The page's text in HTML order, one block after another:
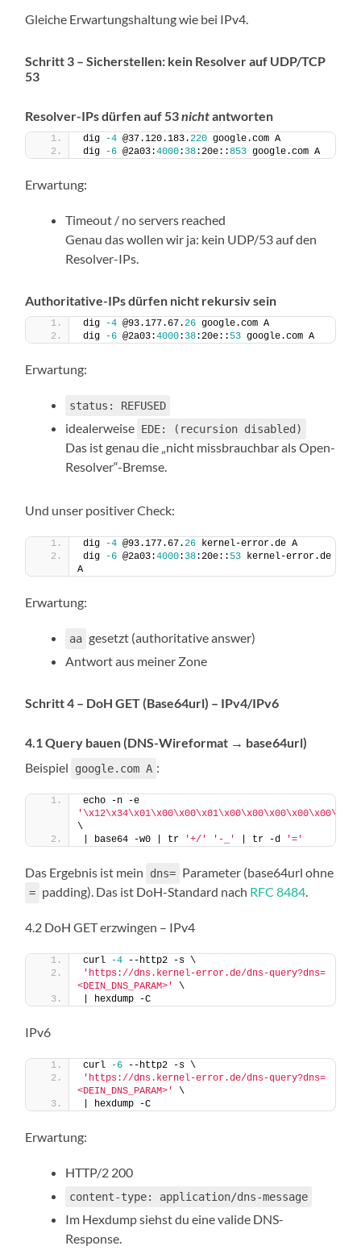
Gleiche Erwartungshaltung wie bei IPv4.
Schritt 3 – Sicherstellen: kein Resolver auf UDP/TCP
53
Resolver-IPs dürfen auf 53nichtantworten
dig -4 @37.120.183.220 google.com A
dig
-6 @2a03:4000: 38:20e::853 google.com A
Erwartung:
Timeout / no servers reached
Genau das wollen wir ja: kein UDP/53 auf den
Resolver-IPs.
Authoritative-IPs dürfen nicht rekursiv sein
dig -4 @93.177.67.26 google.com A
dig
-6 @2a03:4000: 38:20e:: 53 google.com A
Erwartung:
status: REFUSED
idealerweise EDE: (recursion disabled)
Das ist genau die „nicht missbrauchbar als Open-
Resolver“-Bremse.
Und unser positiver Check:
dig -4 @93.177.67.26 kernel-error.de A
dig
-6 @2a03:4000: 38:20e:: 53 kernel-error.de
A
Erwartung:
aa gesetzt (authoritative answer)
Antwort aus meiner Zone
Schritt 4 – DoH GET (Base64url) – IPv4/IPv6
4.1 Query bauen (DNS-Wireformat → base64url)
Beispiel
google.com A :
\
| base64 -w0 | tr
'+/' '-_' | tr -d '='
Das Ergebnis ist mein dns= Parameter (base64url ohne
= padding). Das ist DoH-Standard nach RFC 8484.
4.2 DoH GET erzwingen – IPv4
curl -4 --http2 -s \
'https://dns.kernel-error.de/dns-query?dns=
<DEIN_DNS_PARAM>'
\
| hexdump -C
IPv6
curl -6 --http2 -s \
'https://dns.kernel-error.de/dns-query?dns=
<DEIN_DNS_PARAM>'
\
| hexdump -C
Erwartung:
HTTP/2 200
content-type: application/dns-message
Im Hexdump siehst du eine valide DNS-
Response.